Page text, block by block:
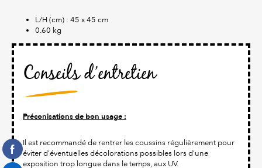
L/H (cm) : 45 x 45 cm
0.60 kg
Conseils d’entretien
Préconisations de bon usage :
Il est recommandé de rentrer les coussins régulièrement pour
éviter d’éventuelles décolorations possibles lors d’une
exposition trop longue dans le temps, aux UV.